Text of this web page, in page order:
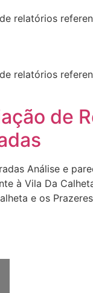
relatórios
relatórios
de
Análise e
à Vila Da
e os